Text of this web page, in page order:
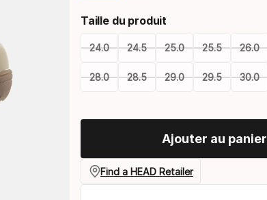
coloris
Taille du produit
24.0 24.5 25.0 25.5 26.0
28.0 28.5 29.0 29.5 30.0
select
taille
Ajouter au panier
Find a HEAD Retailer